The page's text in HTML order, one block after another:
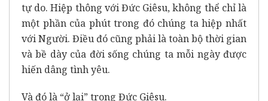
tự do. Hiệp thông với Đức Giêsu, không thể chỉ là
một phần của phút trong đó chúng ta hiệp nhất
với Người. Điều đó cũng phải là toàn bộ thời gian
và bề dày của đời sống chúng ta mỗi ngày được
hiến dâng tình yêu.
Và đó là “ở lại” trong Đức Giêsu.